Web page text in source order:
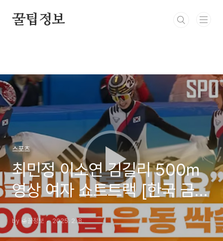
꿀팁정보
스포츠
최민정 이소연 김길리 500m
영상 여자 쇼트트랙 [한국 금은
동 석권!]
by 🍯꿀정보 2025. 2. 8.